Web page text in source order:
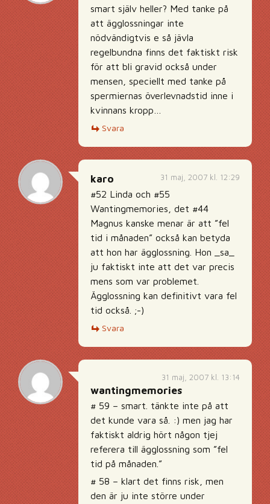
smart själv heller? Med tanke på
att ägglossningar inte
nödvändigtvis e så jävla
regelbundna finns det faktiskt risk
för att bli gravid också under
mensen, speciellt med tanke på
spermiernas överlevnadstid inne i
kvinnans kropp…
Svara
31 maj, 2007 kl. 12:29
karo
#52 Linda och #55
Wantingmemories, det #44
Magnus kanske menar är att ”fel
tid i månaden” också kan betyda
att hon har ägglossning. Hon _sa_
ju faktiskt inte att det var precis
mens som var problemet.
Ägglossning kan definitivt vara fel
tid också. ;-)
Svara
31 maj, 2007 kl. 13:14
wantingmemories
# 59 – smart. tänkte inte på att
det kunde vara så. :) men jag har
faktiskt aldrig hört någon tjej
referera till ägglossning som ”fel
tid på månaden.”
# 58 – klart det finns risk, men
den är ju inte större under